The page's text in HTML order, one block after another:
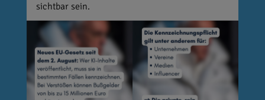
sichtbar sein.